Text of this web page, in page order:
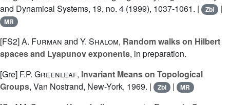
and Dynamical Systems, 19, no. 4 (1999), 1037-1061. |
Zbl |
MR
[FS2]A. Furman and Y. Shalom, Random walks on Hilbert
spaces and Lyapunov exponents, in preparation.
[Gre] F.P. Greenleaf, Invariant Means on Topological
Groups, Van Nostrand, New-York, 1969. | Zbl | MR